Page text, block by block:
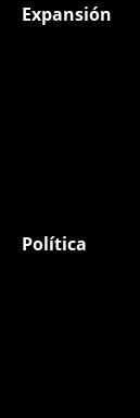
Expansión
Política